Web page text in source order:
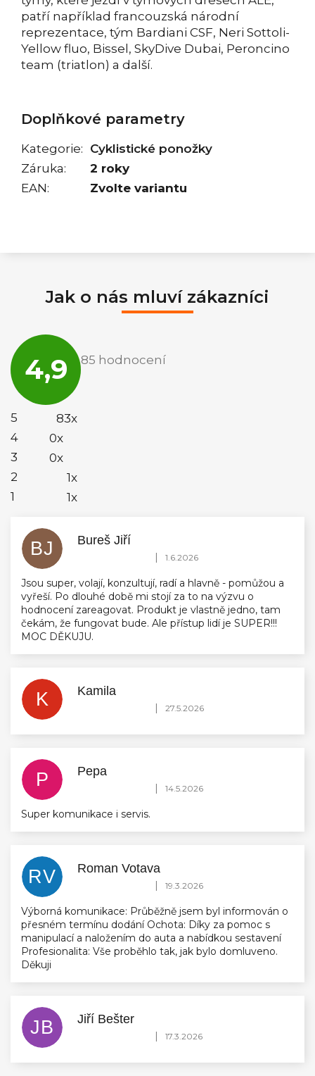
patří například francouzská národní
reprezentace, tým Bardiani CSF, Neri Sottoli-
Yellow fluo, Bissel, SkyDive Dubai, Peroncino
team (triatlon) a další.
Doplňkové parametry
Kategorie: Cyklistické ponožky
Záruka:
2 roky
EAN: Zvolte variantu
Jak o nás mluví zákazníci
4,9
obchodu
je
85 hodnocení
5
83x
4
0x
3
0x
2
1x
1
1x
BJ Bureš Jiří
Hodnocení obchodu je 5 z 5 hvězdiček.
| 1.6.2026
Jsou super, volají, konzultují, radí a hlavně - pomůžou a
vyřeší. Po dlouhé době mi stojí za to na výzvu o
hodnocení zareagovat. Produkt je vlastně jedno, tam
čekám, že fungovat bude. Ale přístup lidí je SUPER!!!
MOC DĚKUJU.
K Kamila
Hodnocení obchodu je 5 z 5 hvězdiček.
| 27.5.2026
P Pepa
Hodnocení obchodu je 5 z 5 hvězdiček.
| 14.5.2026
Super komunikace i servis.
RV Roman Votava
Hodnocení obchodu je 5 z 5 hvězdiček.
| 19.3.2026
Výborná komunikace: Průběžně jsem byl informován o
přesném termínu dodání Ochota: Díky za pomoc s
manipulací a naložením do auta a nabídkou sestavení
Profesionalita: Vše proběhlo tak, jak bylo domluveno.
Děkuji
JB Jiří Bešter
Hodnocení obchodu je 5 z 5 hvězdiček.
| 17.3.2026